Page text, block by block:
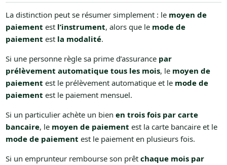
La distinction peut se résumer simplement : le moyen de
paiement est l’instrument, alors que le mode de
paiement est la modalité.
Si une personne règle sa prime d’assurance par
prélèvement automatique tous les mois, le moyen de
paiement est le prélèvement automatique et le mode de
paiement est le paiement mensuel.
Si un particulier achète un bien en trois fois par carte
bancaire, le moyen de paiement est la carte bancaire et le
mode de paiement est le paiement en plusieurs fois.
Si un emprunteur rembourse son prêt chaque mois par